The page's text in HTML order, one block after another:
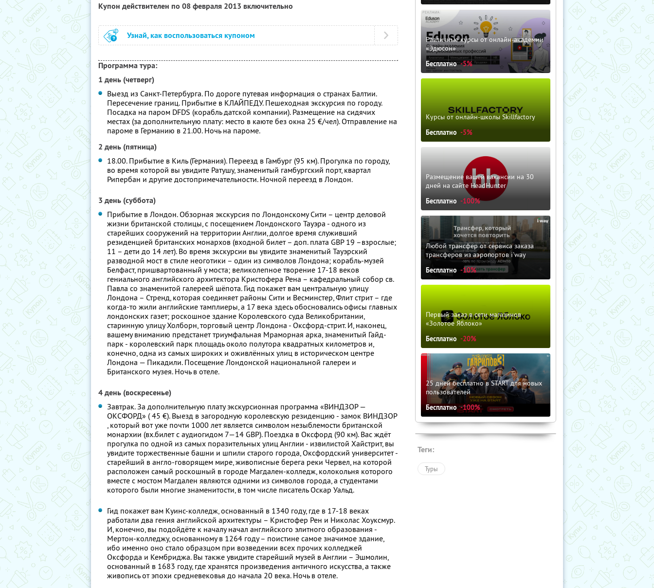
Купон действителен по 08 февраля 2013 включительно
Узнай, как воспользоваться купоном
Программа тура:
1 день (четверг)
Выезд из Санкт-Петербурга. По дороге путевая информация о странах Балтии.
Пересечение границ. Прибытие в КЛАЙПЕДУ. Пешеходная экскурсия по городу.
Посадка на паром DFDS (корабль датской компании). Размещение на сидячих
местах (за дополнительную плату: место в каюте без окна 25 €/чел). Отправление на
пароме в Германию в 21.00. Ночь на пароме.
2 день (пятница)
18.00. Прибытие в Киль (Германия). Переезд в Гамбург (95 км). Прогулка по городу,
во время которой вы увидите Ратушу, знаменитый гамбургский порт, квартал
Рипербан и другие достопримечательности. Ночной переезд в Лондон.
3 день (суббота)
Прибытие в Лондон. Обзорная экскурсия по Лондонскому Сити – центр деловой
жизни британской столицы, с посещением Лондонского Тауэра - одного из
старейших сооружений на территории Англии, долгое время служивший
резиденцией британских монархов (входной билет – доп. плата GBP 19 –взрослые;
11 – дети до 14 лет). Во время экскурсии вы увидите знаменитый Тауэрский
разводной мост в стиле неоготики – один из символов Лондона; корабль-музей
Белфаст, пришвартованный у моста; великолепное творение 17-18 веков
гениального английского архитектора Кристофера Рена – кафедральный собор св.
Павла со знаменитой галереей шёпота. Гид покажет вам центральную улицу
Лондона – Стренд, которая соединяет районы Сити и Весминстер, Флит стрит – где
когда-то жили английские тамплиеры, а 17 века здесь обосновались офисы главных
лондонских газет; роскошное здание Королевского суда Великобритании,
старинную улицу Холборн, торговый центр Лондона - Оксфорд-стрит. И, наконец,
вашему вниманию предстанет триумфальная Мраморная арка, знаменитый Гайд-
парк - королевский парк площадь около полутора квадратных километров и,
конечно, одна из самых широких и оживлённых улиц в историческом центре
Лондона — Пикадили. Посещение Лондонской национальной галереи и
Британского музея. Ночь в отеле.
4 день (воскресенье)
Завтрак. За дополнительную плату экскурсионная программа «ВИНДЗОР —
ОКСФОРД» ( 45 €). Выезд в загородную королевскую резиденцию - замок ВИНДЗОР
, который вот уже почти 1000 лет является символом незыблемости британской
монархии (вх.билет с аудиогидом 7—14 GBP). Поездка в Оксфорд (90 км). Вас ждёт
прогулка по одной из самых поразительных улиц Англии - извилистой Хайстрит, вы
увидите торжественные башни и шпили старого города, Оксфордский университет -
старейший в англо-говорящем мире, живописные берега реки Червел, на которой
расположен самый роскошный в городе Магдален-колледж, колокольня которого
вместе с мостом Магдален являются одними из символов города, а студентами
которого были многие знаменитости, в том числе писатель Оскар Уальд.
Гид покажет вам Куинс-колледж, основанный в 1340 году, где в 17-18 веках
работали два гения английской архитектуры – Кристофер Рен и Николас Хоуксмур.
И, конечно, вы подойдёте к началу начал английского элитного образования -
Мертон-колледжу, основанному в 1264 году – поистине самое значимое здание,
ибо именно оно стало образцом при возведении всех прочих колледжей
Оксфорда и Кембриджа. Вы также увидите старейший музей в Англии – Эшмолин,
основанный в 1683 году, где хранятся произведения античного искусства, а также
живопись от эпохи средневековья до начала 20 века. Ночь в отеле.
Различные курсы от онлайн-академии
«Эдюсон»
Бесплатно -5%
Курсы от онлайн-школы Skillfactory
Бесплатно -5%
Размещение вашей вакансии на 30
дней на сайте HeadHunter
Бесплатно -100%
Любой трансфер от сервиса заказа
трансферов из аэропортов i'way
Бесплатно -10%
Первый заказ в сети магазинов
«Золотое Яблоко»
Бесплатно -20%
25 дней бесплатно в START для новых
пользователей
Бесплатно -100%
Теги:
Туры